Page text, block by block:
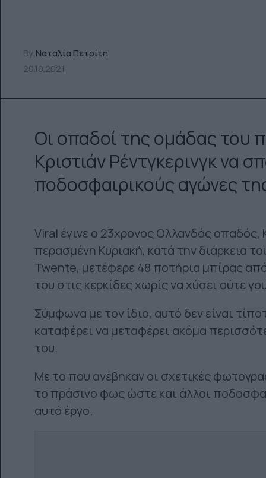
By Ναταλία Πετρίτη
20.10.2021
Οι οπαδοί της ομάδας του
Κριστιάν Ρέντγκερινγκ να
ποδοσφαιρικούς αγώνες
Viral έγινε ο 23χρονος Ολλανδός οπαδός,
περασμένη Κυριακή, κατά την διάρκεια
Twente, μετέφερε 48 ποτήρια μπίρας
του στις κερκίδες χωρίς να χύσει ούτε
Σύμφωνα με τον ίδιο, αυτό δεν είναι
καταφέρει να μεταφέρει ακόμα
του.
Με το που ανέβηκαν οι σχετικές
το πράσινο φως ώστε και άλλοι
αυτό έργο.